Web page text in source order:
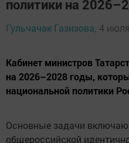
политики на
Гульчачак Газизова, 4
Кабинет министров
на 2026–2028 годы,
национальной политики
Основные задачи
общероссийской